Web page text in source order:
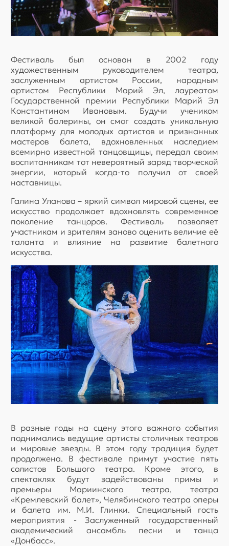
Фестиваль был основан в 2002 году
художественным руководителем театра,
заслуженным артистом России, народным
артистом Республики Марий Эл, лауреатом
Государственной премии Республики Марий Эл
Константином Ивановым. Будучи учеником
великой балерины, он смог создать уникальную
платформу для молодых артистов и признанных
мастеров балета, вдохновленных наследием
всемирно известной танцовщицы, передал своим
воспитанникам тот невероятный заряд творческой
энергии, который когда-то получил от своей
наставницы.
Галина Уланова – яркий символ мировой сцены, ее
искусство продолжает вдохновлять современное
поколение танцоров. Фестиваль позволяет
участникам и зрителям заново оценить величие её
таланта и влияние на развитие балетного
искусства.
В разные годы на сцену этого важного события
поднимались ведущие артисты столичных театров
и мировые звезды. В этом году традиция будет
продолжена. В фестивале примут участие пять
солистов Большого театра. Кроме этого, в
спектаклях будут задействованы примы и
премьеры Мариинского театра, театра
«Кремлевский балет», Челябинского театра оперы
и балета им. М.И. Глинки. Специальный гость
мероприятия - Заслуженный государственный
академический ансамбль песни и танца
«Донбасс».